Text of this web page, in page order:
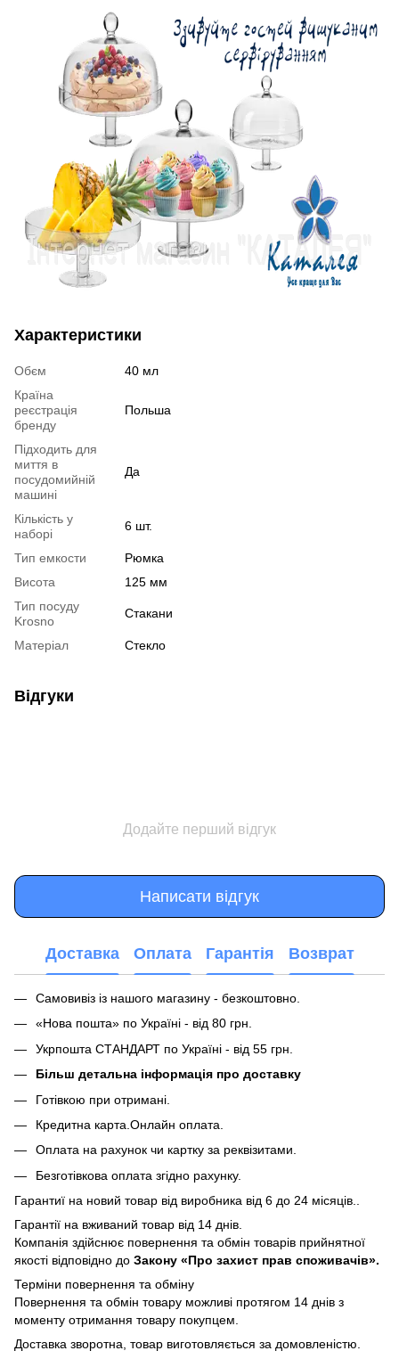
Характеристики
Обєм
40 мл
Країна
реєстрація
бренду
Польша
Підходить для
миття в
посудомийній
машині
Да
Кількість у
наборі
6 шт.
Тип емкости
Рюмка
Висота
125 мм
Тип посуду
Krosno
Стакани
Матеріал Стекло
Відгуки
Додайте перший відгук
Написати відгук
Доставка Оплата Гарантія Возврат
Самовивіз із нашого магазину - безкоштовно.
«Нова пошта» по Україні - від 80 грн.
Укрпошта СТАНДАРТ по Україні - від 55 грн.
Більш детальна інформація про доставку
Готівкою при отримані.
Кредитна карта.Онлайн оплата.
Оплата на рахунок чи картку за реквізитами.
Безготівкова оплата згідно рахунку.
Гарантиї на новий товар від виробника від 6 до 24 місяців..
Гарантії на вживаний товар від 14 днів.
Компанія здійснює повернення та обмін товарів прийнятної
якості відповідно до Закону «Про захист прав споживачів».
Терміни повернення та обміну
Повернення та обмін товару можливі протягом 14 днів з
моменту отримання товару покупцем.
Доставка зворотна, товар виготовляється за домовленістю.